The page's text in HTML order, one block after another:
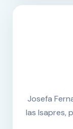
Josefa
las Isapres,